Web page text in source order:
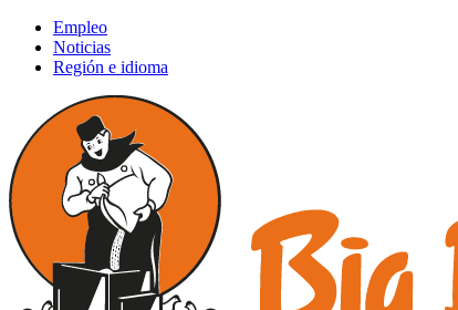
Empleo
Noticias
Región e idioma